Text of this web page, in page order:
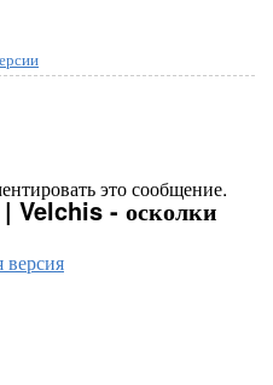
это сообщение.
Velchis - осколки